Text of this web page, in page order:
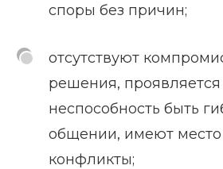
споры без причин;
отсутствуют
решения, проявляется
неспособность быть
общении, имеют
конфликты;